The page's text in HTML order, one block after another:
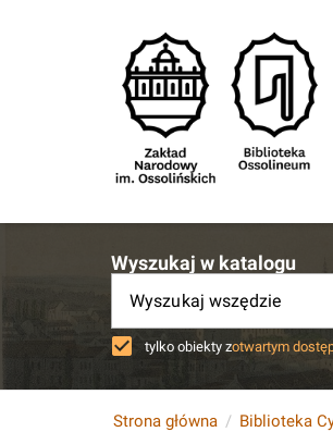
Wyszukaj w katalogu
Wyszukaj wszędzie
tylko obiekty zotwartym
Strona główna Biblioteka